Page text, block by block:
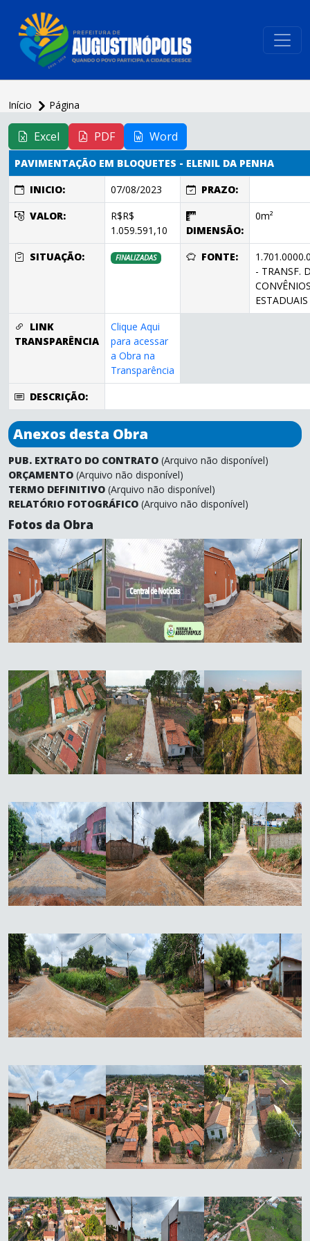
Início
Página
principalExcel PDF Word
PAVIMENTAÇÃO EM BLOQUETES - ELENIL DA PENHA
INICIO:
07/08/2023
PRAZO:
VALOR:
R$R$
1.059.591,10
DIMENSÃO:
0m²
SITUAÇÃO: FINALIZADAS FONTE:
- TRANSF.
ESTADUAIS
LINK
TRANSPARÊNCIA
Clique Aqui
para acessar
a Obra na
Transparência
DESCRIÇÃO:
Anexos desta Obra
PUB. EXTRATO DO CONTRATO (Arquivo não disponível)
ORÇAMENTO (Arquivo não disponível)
TERMO DEFINITIVO (Arquivo não disponível)
RELATÓRIO FOTOGRÁFICO (Arquivo não disponível)
Fotos da Obra